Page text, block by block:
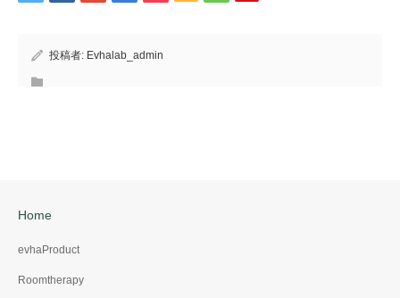
投稿者: Evhalab_admin
Home
evhaProduct
Roomtherapy